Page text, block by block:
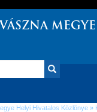
Helyi Hivatalos Közlönye »